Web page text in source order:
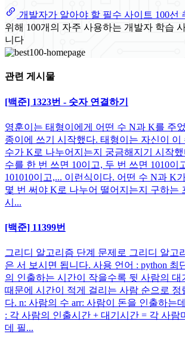
개발자가 알아야 할 필수 사이트 100선
위해 100개의 자주 사용하는 개발자 학습
니다
관련 게시물
[백준] 1323번 - 숫자 연결하기
영훈이는 태형이에게 어떤 수 N과 K를 주
종이에 쓰기 시작했다. 태형이는 자신이 이
수가 K로 나누어지는지 궁금해지기 시작했
수를 한 번 쓰면 10이고, 두 번 쓰면 1010이
101010이고,... 이런식이다. 어떤 수 N과 K
몇 번 써야 K로 나누어 떨어지는지 구하는
시...
[백준] 11399번
그리디 알고리즘 단계 문제로 그리디 알고
은 서 보시면 됩니다. 사용 언어 : python 최
의 인출하는 시간이 작을수록 뒷 사람의 대
때문에 시간이 적게 걸리는 사람 순으로 정
다. n: 사람의 수 arr: 사람이 돈을 인출하는
: 각 사람의 인출시간 + 대기시간 = 각 사람
데 필...